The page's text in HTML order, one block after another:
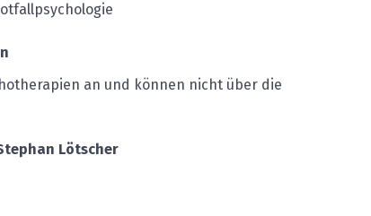
an und können nicht über die
Lötscher